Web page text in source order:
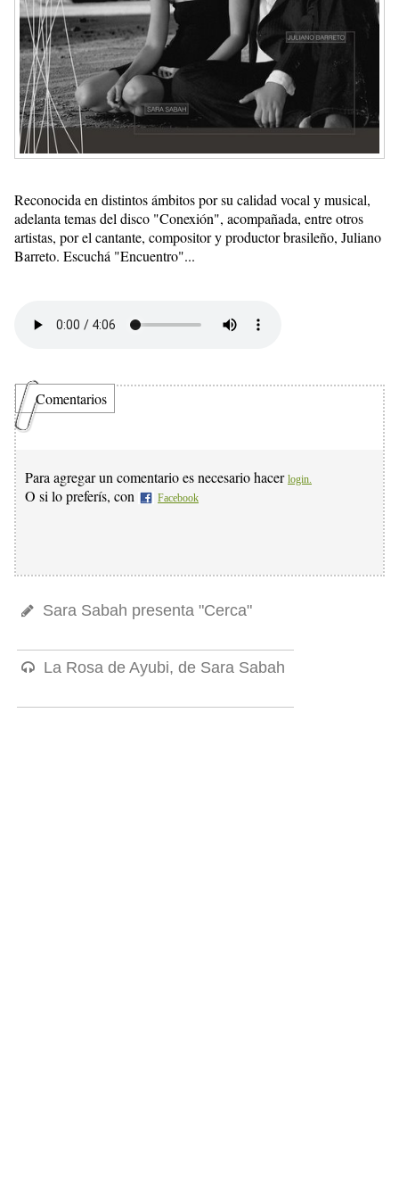
Reconocida en distintos ámbitos por su calidad vocal y musical,
adelanta temas del disco "Conexión", acompañada, entre otros
artistas, por el cantante, compositor y productor brasileño, Juliano
Barreto. Escuchá "Encuentro"...
Comentarios
Para agregar un comentario es necesario hacer login.
O si lo preferís, con Facebook
Sara Sabah presenta "Cerca"
La Rosa de Ayubi, de Sara Sabah